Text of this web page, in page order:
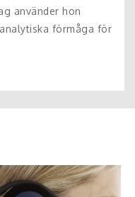
använder hon
förmåga för